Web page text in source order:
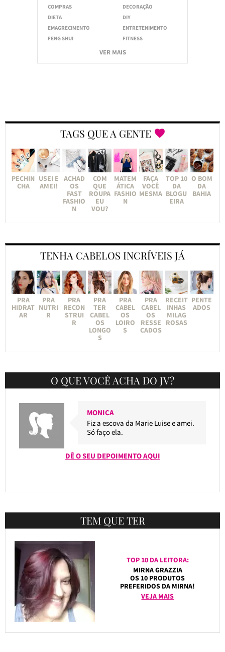
COMPRAS
DECORAÇÃO
DIETA
DIY
EMAGRECIMENTO
ENTRETENIMENTO
FENG SHUI
FITNESS
VER MAIS
TAGS QUE A GENTE
PECHIN
CHA
USEI E
AMEI!
ACHAD
OS
FAST
FASHIO
N
COM
QUE
ROUPA
EU
VOU?
MATEM
ÁTICA
FASHIO
N
FAÇA
VOCÊ
MESMA
TOP 10
DA
BLOGU
EIRA
O BOM
DA
BAHIA
TENHA CABELOS INCRÍVEIS JÁ
PRA
HIDRAT
AR
PRA
NUTRI
R
PRA
RECON
STRUI
R
PRA
TER
CABEL
OS
LONGO
S
PRA
CABEL
OS
LOIRO
S
PRA
CABEL
OS
RESSE
CADOS
RECEIT
INHAS
MILAG
ROSAS
PENTE
ADOS
O QUE VOCÊ ACHA DO JV?
MONICA
Fiz a escova da Marie Luise e amei.
Só faço ela.
DÊ O SEU DEPOIMENTO AQUI
TEM QUE TER
TOP 10 DA LEITORA:
MIRNA GRAZZIA
OS 10 PRODUTOS
PREFERIDOS DA MIRNA!
VEJA MAIS